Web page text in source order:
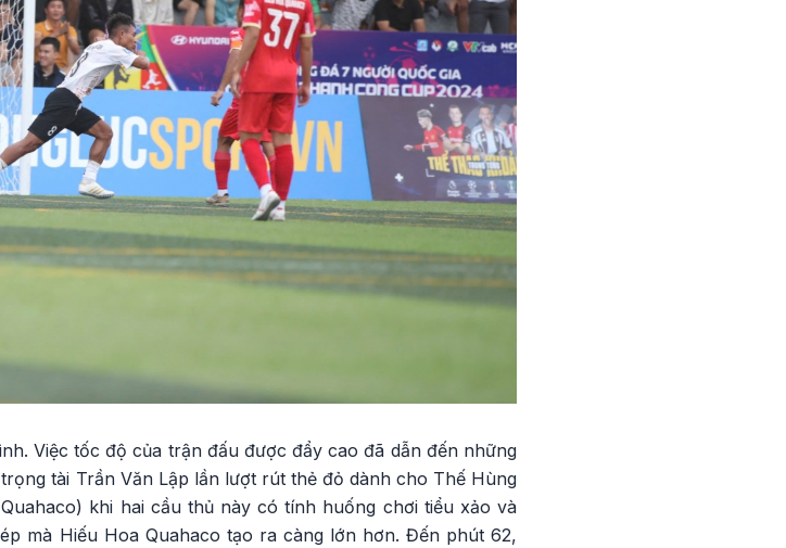
Việc tốc độ của trận đấu được đẩy cao đã dẫn đến những
tài Trần Văn Lập lần lượt rút thẻ đỏ dành cho Thế Hùng
khi hai cầu thủ này có tính huống chơi tiểu xảo và
mà Hiếu Hoa Quahaco tạo ra càng lớn hơn. Đến phút 62,